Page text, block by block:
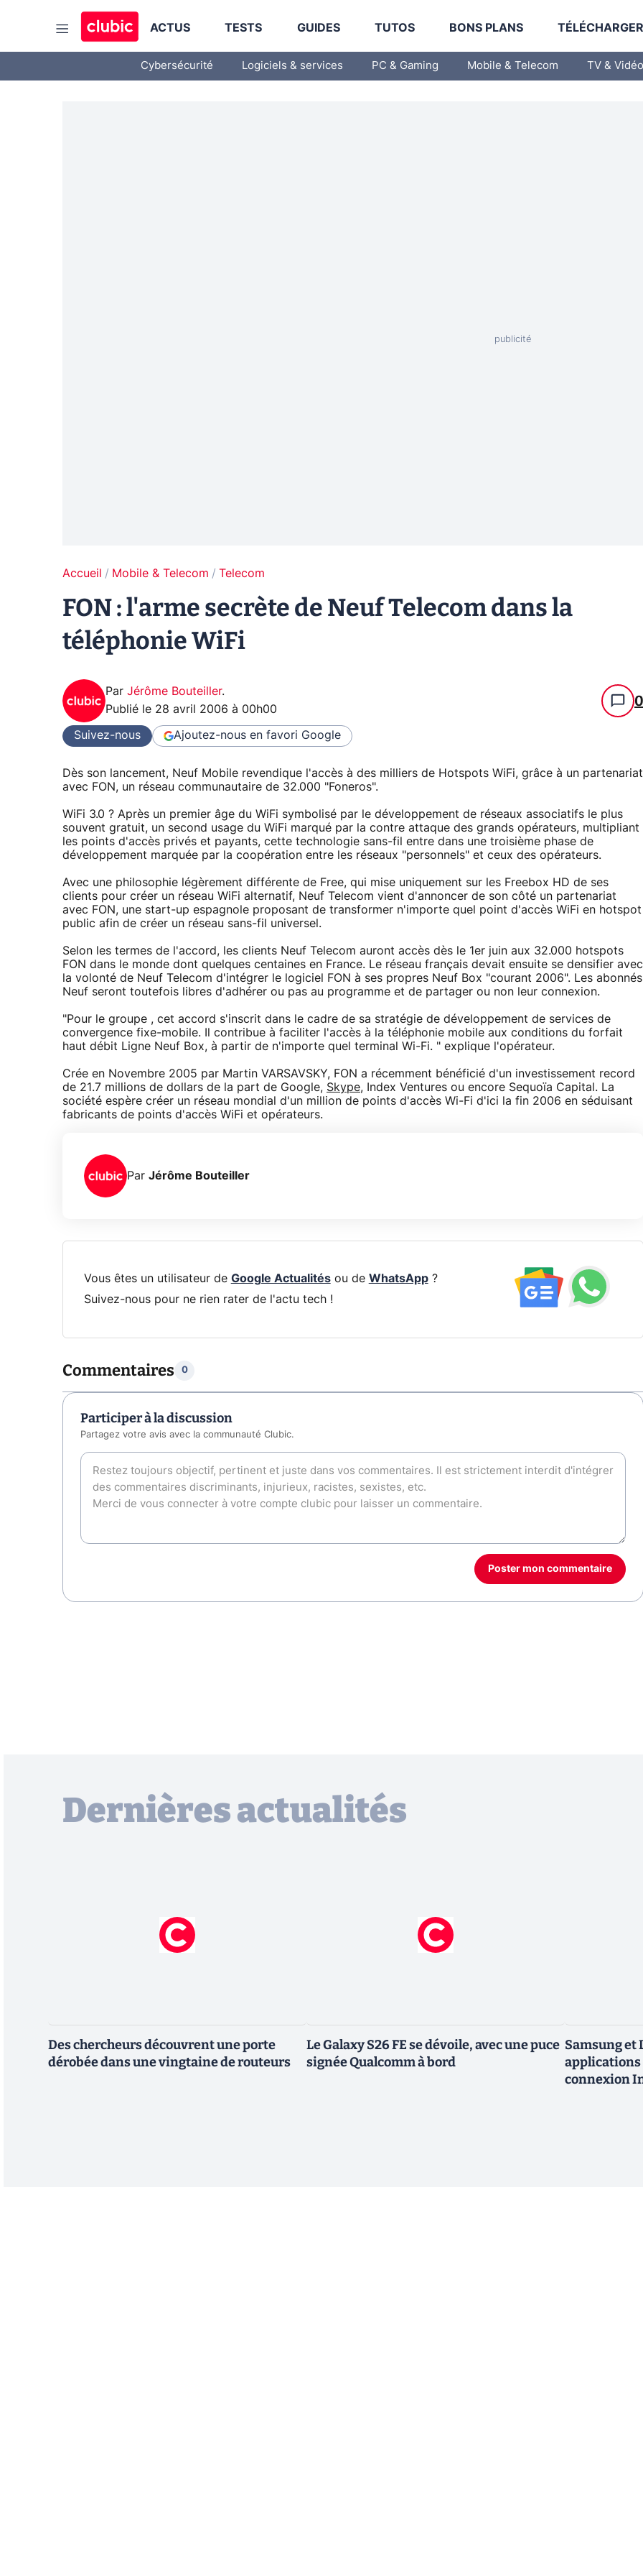
ACTUS TESTS GUIDES TUTOS BONS PLANS
Cybersécurité Logiciels & services PC & Gaming Mobile & Telecom TV & Vidéo
Accueil Mobile & Telecom Telecom
FON : l'arme secrète de Neuf Telecom dans la
téléphonie WiFi
Par Jérôme Bouteiller.
Publié le 28 avril 2006 à 00h00 0
Suivez-nous Ajoutez-nous en favori Google
Dès son lancement, Neuf Mobile revendique l'accès à des milliers de Hotspots WiFi, grâce à un partenariat
avec FON, un réseau communautaire de 32.000 "Foneros".
WiFi 3.0 ? Après un premier âge du WiFi symbolisé par le développement de réseaux associatifs le plus
souvent gratuit, un second usage du WiFi marqué par la contre attaque des grands opérateurs, multipliant
les points d'accès privés et payants, cette technologie sans-fil entre dans une troisième phase de
développement marquée par la coopération entre les réseaux "personnels" et ceux des opérateurs.
Avec une philosophie légèrement différente de Free, qui mise uniquement sur les Freebox HD de ses
clients pour créer un réseau WiFi alternatif, Neuf Telecom vient d'annoncer de son côté un partenariat
avec FON, une start-up espagnole proposant de transformer n'importe quel point d'accès WiFi en hotspot
public afin de créer un réseau sans-fil universel.
Selon les termes de l'accord, les clients Neuf Telecom auront accès dès le 1er juin aux 32.000 hotspots
FON dans le monde dont quelques centaines en France. Le réseau français devait ensuite se densifier avec
la volonté de Neuf Telecom d'intégrer le logiciel FON à ses propres Neuf Box "courant 2006". Les abonnés
Neuf seront toutefois libres d'adhérer ou pas au programme et de partager ou non leur connexion.
"Pour le groupe , cet accord s'inscrit dans le cadre de sa stratégie de développement de services de
convergence fixe-mobile. Il contribue à faciliter l'accès à la téléphonie mobile aux conditions du forfait
haut débit Ligne Neuf Box, à partir de n'importe quel terminal Wi-Fi. " explique l'opérateur.
Crée en Novembre 2005 par Martin VARSAVSKY, FON a récemment bénéficié d'un investissement record
de 21.7 millions de dollars de la part de Google, Skype, Index Ventures ou encore Sequoïa Capital. La
société espère créer un réseau mondial d'un million de points d'accès Wi-Fi d'ici la fin 2006 en séduisant
fabricants de points d'accès WiFi et opérateurs.
Par Jérôme Bouteiller
Vous êtes un utilisateur de Google Actualitésou de WhatsApp?
Suivez-nous pour ne rien rater de l'actu tech !
Commentaires 0
Participer à la discussion
Partagez votre avis avec la communauté Clubic.
Poster mon commentaire
Dernières actualités
Des chercheurs découvrent une porte
dérobée dans une vingtaine de routeurs
Le Galaxy S26 FE se dévoile, avec une puce
signée Qualcomm à bord
Samsung et
applications
connexion